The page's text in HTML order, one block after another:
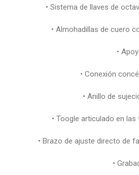
• Sistema de llaves de
• Almohadillas de cuero
•
• Conexión
• Anillo de
• Toogle articulado en
• Brazo de ajuste directo de
•